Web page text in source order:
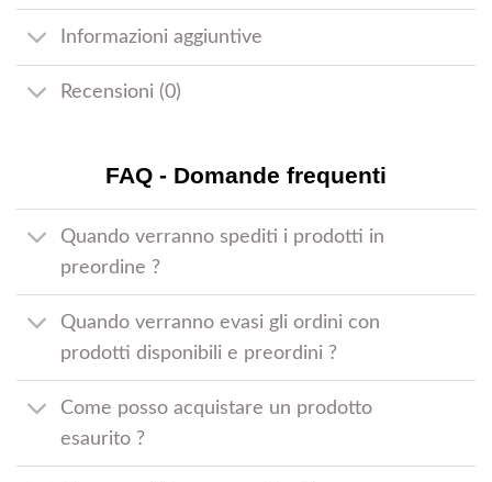
Informazioni aggiuntive
Recensioni (0)
FAQ - Domande frequenti
Quando verranno spediti i prodotti in
preordine ?
Quando verranno evasi gli ordini con
prodotti disponibili e preordini ?
Come posso acquistare un prodotto
esaurito ?